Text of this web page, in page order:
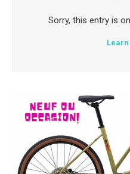
Sorry, this entry is